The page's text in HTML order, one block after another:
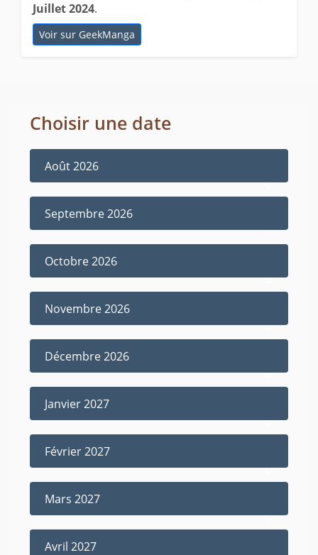
Juillet 2024.
Voir sur GeekManga
Choisir une date
Août 2026
Septembre 2026
Octobre 2026
Novembre 2026
Décembre 2026
Janvier 2027
Février 2027
Mars 2027
Avril 2027